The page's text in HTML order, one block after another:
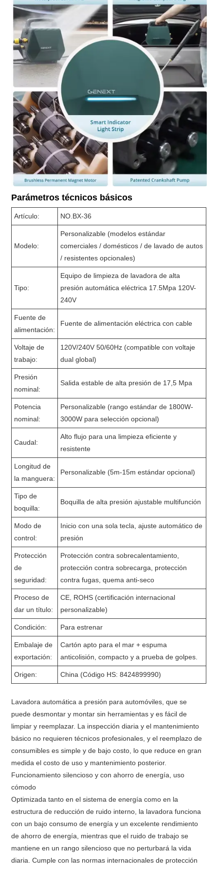
Parámetros técnicos básicos
Artículo: NO.BX-36
Modelo:
Personalizable (modelos estándar
comerciales / domésticos / de lavado de autos
/ resistentes opcionales)
Tipo:
Equipo de limpieza de lavadora de alta
presión automática eléctrica 17.5Mpa 120V-
240V
Fuente de
alimentación:
Fuente de alimentación eléctrica con cable
Voltaje de
trabajo:
120V/240V 50/60Hz (compatible con voltaje
dual global)
Presión
nominal:
Salida estable de alta presión de 17,5 Mpa
Potencia
nominal:
Personalizable (rango estándar de 1800W-
3000W para selección opcional)
Caudal:
Alto flujo para una limpieza eficiente y
resistente
Longitud de
la manguera:
Personalizable (5m-15m estándar opcional)
Tipo de
boquilla:
Boquilla de alta presión ajustable multifunción
Modo de
control:
Inicio con una sola tecla, ajuste automático de
presión
Protección
de
seguridad:
Protección contra sobrecalentamiento,
protección contra sobrecarga, protección
contra fugas, quema anti-seco
Proceso de
dar un título:
CE, ROHS (certificación internacional
personalizable)
Condición: Para estrenar
Embalaje de
exportación:
Cartón apto para el mar + espuma
anticolisión, compacto y a prueba de golpes.
Origen: China (Código HS: 8424899990)
Lavadora automática a presión para automóviles, que se
puede desmontar y montar sin herramientas y es fácil de
limpiar y reemplazar. La inspección diaria y el mantenimiento
básico no requieren técnicos profesionales, y el reemplazo de
consumibles es simple y de bajo costo, lo que reduce en gran
medida el costo de uso y mantenimiento posterior.
Funcionamiento silencioso y con ahorro de energía, uso
cómodo
Optimizada tanto en el sistema de energía como en la
estructura de reducción de ruido interno, la lavadora funciona
con un bajo consumo de energía y un excelente rendimiento
de ahorro de energía, mientras que el ruido de trabajo se
mantiene en un rango silencioso que no perturbará la vida
diaria. Cumple con las normas internacionales de protección